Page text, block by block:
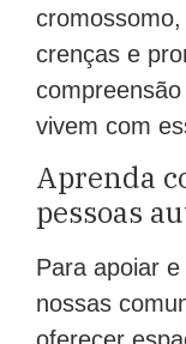
crenças e
vivem com
Aprenda
pessoas
Para apoiar
nossas